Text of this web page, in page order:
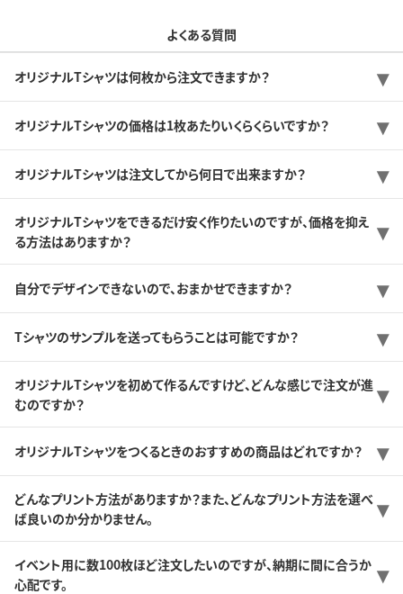
よくある質問
オリジナルTシャツは何枚から注文できますか？
オリジナルTシャツの価格は1枚あたりいくらくらいですか？
オリジナルTシャツは注文してから何日で出来ますか？
オリジナルTシャツをできるだけ安く作りたいのですが、価格を抑え
る方法はありますか？
自分でデザインできないので、おまかせできますか？
Tシャツのサンプルを送ってもらうことは可能ですか？
オリジナルTシャツを初めて作るんですけど、どんな感じで注文が進
むのですか？
オリジナルTシャツをつくるときのおすすめの商品はどれですか？
どんなプリント方法がありますか？また、どんなプリント方法を選べ
ば良いのか分かりません。
イベント用に数100枚ほど注文したいのですが、納期に間に合うか
心配です。